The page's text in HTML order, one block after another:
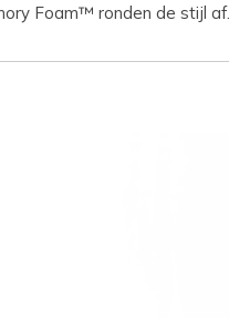
Foam™ ronden de stijl af.